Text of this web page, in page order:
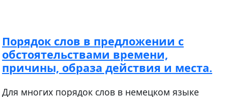
Порядок слов в предложении с
обстоятельствами времени,
причины, образа действия и места.
Для многих порядок слов в немецком языке